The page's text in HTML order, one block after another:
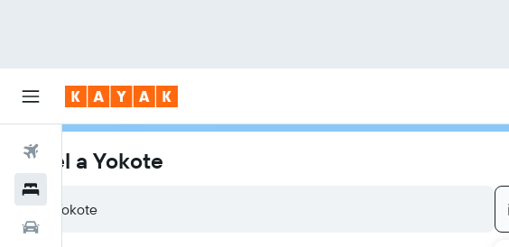
Voli
Hotel a Yokote